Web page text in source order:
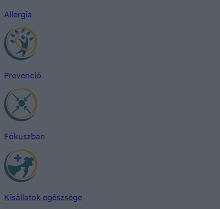
Allergia
Prevenció
Fókuszban
Kisállatok egészsége